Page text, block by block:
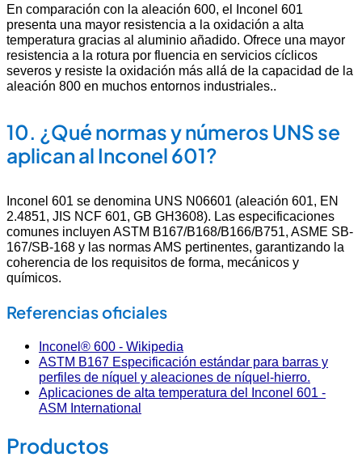
En comparación con la aleación 600, el Inconel 601
presenta una mayor resistencia a la oxidación a alta
temperatura gracias al aluminio añadido. Ofrece una mayor
resistencia a la rotura por fluencia en servicios cíclicos
severos y resiste la oxidación más allá de la capacidad de la
aleación 800 en muchos entornos industriales..
10. ¿Qué normas y números UNS se
aplican al Inconel 601?
Inconel 601 se denomina UNS N06601 (aleación 601, EN
2.4851, JIS NCF 601, GB GH3608). Las especificaciones
comunes incluyen ASTM B167/B168/B166/B751, ASME SB-
167/SB-168 y las normas AMS pertinentes, garantizando la
coherencia de los requisitos de forma, mecánicos y
químicos.
Referencias oficiales
Inconel® 600 - Wikipedia
ASTM B167 Especificación estándar para barras y
perfiles de níquel y aleaciones de níquel-hierro.
Aplicaciones de alta temperatura del Inconel 601 -
ASM International
Productos